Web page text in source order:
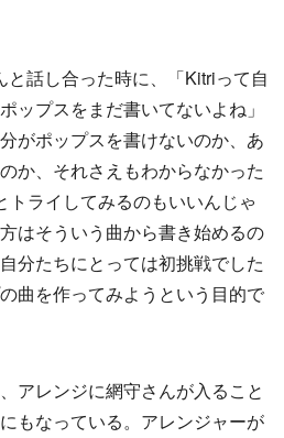
話し合った時に、「Kitriって自
ップスをまだ書いてないよね」
がポップスを書けないのか、あ
か、それさえもわからなかった
トライしてみるのもいいんじゃ
はそういう曲から書き始めるの
分たちにとっては初挑戦でした
曲を作ってみようという目的で
アレンジに網守さんが入ること
もなっている。アレンジャーが